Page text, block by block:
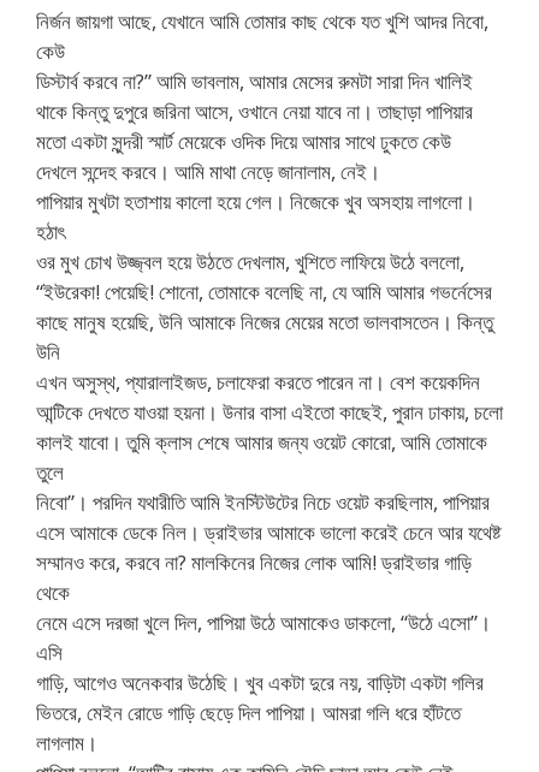
নির্জন জায়গা আছে, যেখানে আমি তোমার কাছ থেকে যত খুশি আদর নিবো,
কেউ
ডিস্টার্ব করবে না?” আমি ভাবলাম, আমার মেসের রুমটা সারা দিন খালিই
থাকে কিন্তু দুপুরে জরিনা আসে, ওখানে নেয়া যাবে না। তাছাড়া পাপিয়ার
মতো একটা সুন্দরী স্মার্ট মেয়েকে ওদিক দিয়ে আমার সাথে ঢুকতে কেউ
দেখলে সন্দেহ করবে। আমি মাথা নেড়ে জানালাম, নেই।
পাপিয়ার মুখটা হতাশায় কালো হয়ে গেল। নিজেকে খুব অসহায় লাগলো।
হঠাৎ
ওর মুখ চোখ উজ্জ্বল হয়ে উঠতে দেখলাম, খুশিতে লাফিয়ে উঠে বললো,
“ইউরেকা! পেয়েছি! শোনো, তোমাকে বলেছি না, যে আমি আমার গভর্নেসের
কাছে মানুষ হয়েছি, উনি আমাকে নিজের মেয়ের মতো ভালবাসতেন। কিন্তু
উনি
এখন অসুস্থ, প্যারালাইজড, চলাফেরা করতে পারেন না। বেশ কয়েকদিন
আন্টিকে দেখতে যাওয়া হয়না। উনার বাসা এইতো কাছেই, পুরান ঢাকায়, চলো
কালই যাবো। তুমি ক্লাস শেষে আমার জন্য ওয়েট কোরো, আমি তোমাকে
তুলে
নিবো”। পরদিন যথারীতি আমি ইনস্টিউটের নিচে ওয়েট করছিলাম, পাপিয়ার
এসে আমাকে ডেকে নিল। ড্রাইভার আমাকে ভালো করেই চেনে আর যথেষ্ট
সম্মানও করে, করবে না? মালকিনের নিজের লোক আমি! ড্রাইভার গাড়ি
থেকে
নেমে এসে দরজা খুলে দিল, পাপিয়া উঠে আমাকেও ডাকলো, “উঠে এসো”।
এসি
গাড়ি, আগেও অনেকবার উঠেছি। খুব একটা দুরে নয়, বাড়িটা একটা গলির
ভিতরে, মেইন রোডে গাড়ি ছেড়ে দিল পাপিয়া। আমরা গলি ধরে হাঁটতে
লাগলাম।